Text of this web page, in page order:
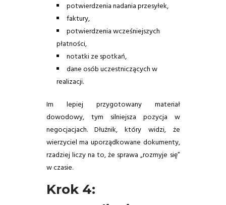
potwierdzenia nadania przesyłek,
faktury,
potwierdzenia wcześniejszych
płatności,
notatki ze spotkań,
dane osób uczestniczących w
realizacji.
Im lepiej przygotowany materiał
dowodowy, tym silniejsza pozycja w
negocjacjach. Dłużnik, który widzi, że
wierzyciel ma uporządkowane dokumenty,
rzadziej liczy na to, że sprawa „rozmyje się”
w czasie.
Krok 4: